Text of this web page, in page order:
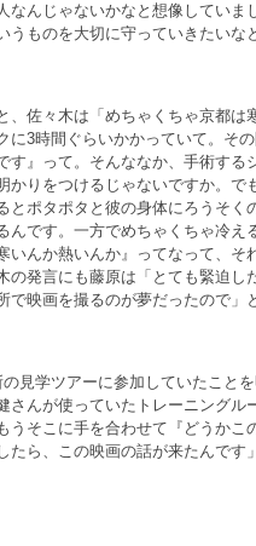
なんじゃないかなと想像していま
うものを大切に守っていきたいな
、佐々木は「めちゃくちゃ京都は
に3時間ぐらいかかっていて。そ
す』って。そんななか、手術する
かりをつけるじゃないですか。で
とポタポタと彼の身体にろうそく
んです。一方でめちゃくちゃ冷え
んか熱いんか』ってなって、そ
発言にも藤原は「とても緊迫し
で映画を撮るのが夢だったので」
見学ツアーに参加していたこと
さんが使っていたトレーニングル
うそこに手を合わせて『どうかこ
たら、この映画の話が来たんです